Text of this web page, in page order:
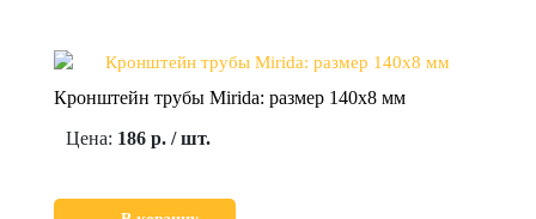
Кронштейн трубы Mirida: размер 140х8 мм
Цена: 186 р. / шт.